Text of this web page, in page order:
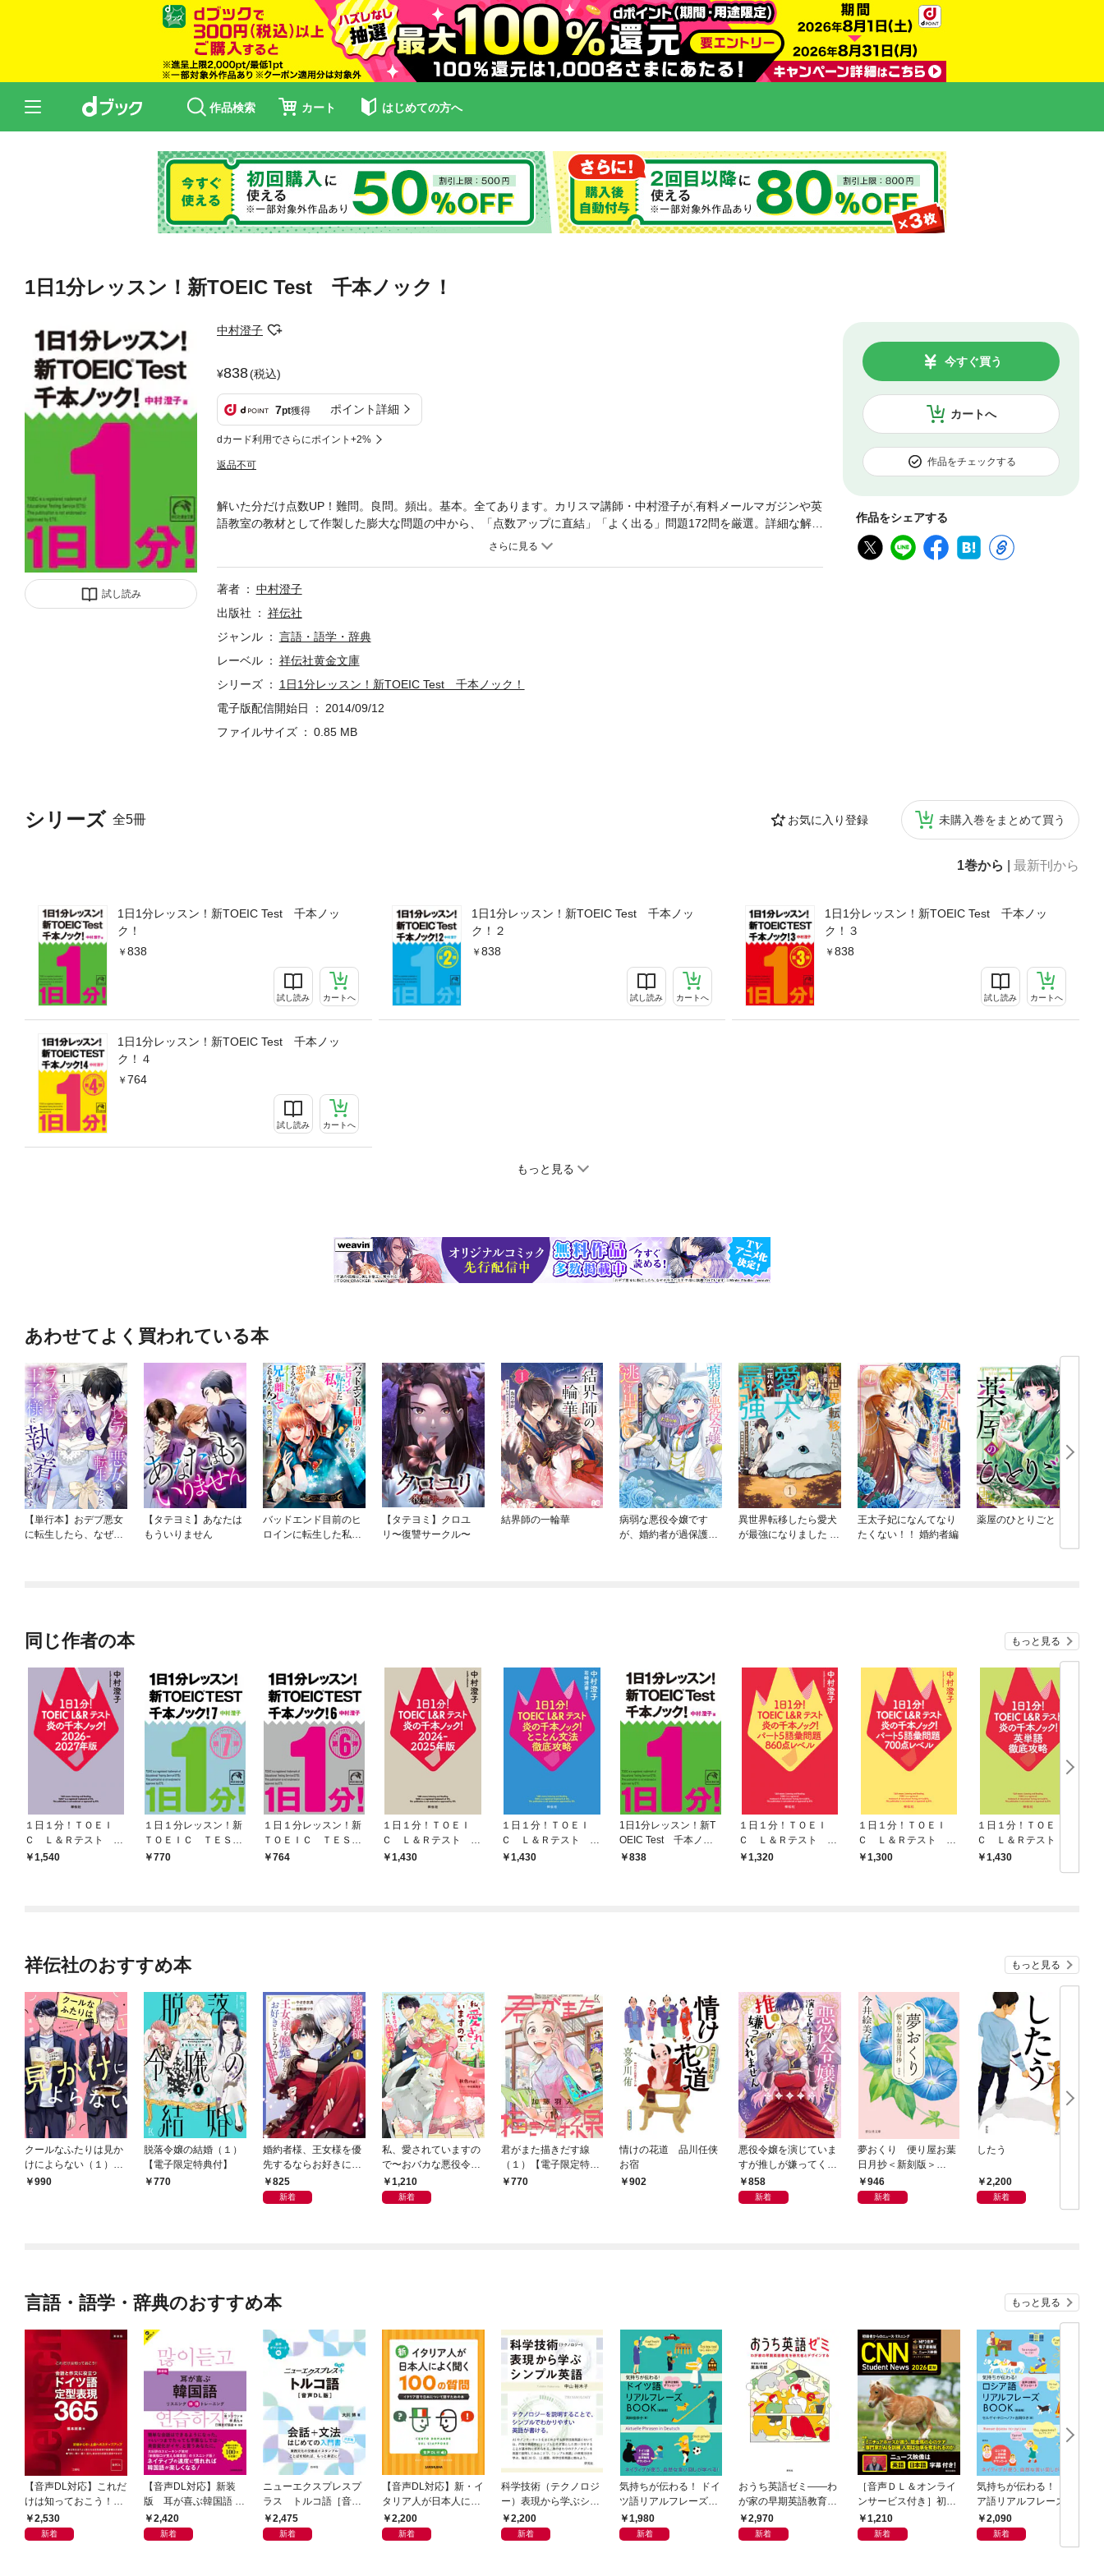
作品検索 カート はじめての方へ
1日1分レッスン！新TOEIC Test 千本ノック！
試し読み
中村澄子
838(税込)
7pt獲得 ポイント詳細
dカード利用でさらにポイント+2%
返品不可
カートへ
今すぐ買う
作品をチェックする
作品をシェアする
シリーズ 全5冊 お気に入り登録 未購入巻をまとめて買う
1巻から 最新刊から
1日1分レッスン！新TOEIC Test 千本ノッ
ク！
838
試し読み カートへ
1日1分レッスン！新TOEIC Test 千本ノッ
ク！２
838
試し読み カートへ
1日1分レッスン！新TOEIC Test 千本ノッ
ク！３
838
試し読み カートへ
1日1分レッスン！新TOEIC Test 千本ノッ
ク！４
764
試し読み カートへ
もっと見る
解いた分だけ点数UP！難問。良問。頻出。基本。全てあります。カリスマ講師・中村澄子が,有料メールマガジンや英
語教室の教材として作製した膨大な問題の中から、「点数アップに直結」「よく出る」問題172問を厳選。詳細な解説
と難易度表示で、効率的な学習が可能なこの千本ノックに、あなたは最後までついてこられるか？TOEIC受験生必読
著者
中村澄子
出版社
祥伝社
ジャンル
言語・語学・辞典
レーベル
祥伝社黄金文庫
シリーズ
1日1分レッスン！新TOEIC Test 千本ノック！
電子版配信開始日
2014/09/12
ファイルサイズ
0.85 MB
あわせてよく買われている本
【単行本】おデブ悪女
に転生したら、なぜか
【タテヨミ】あなたは
もういりません
バッドエンド目前のヒ
ロインに転生した私、
【タテヨミ】クロユ
リ〜復讐サークル〜
結界師の一輪華
病弱な悪役令嬢です
が、婚約者が過保護す
異世界転移したら愛犬
が最強になりました ～
王太子妃になんてなり
たくない！！ 婚約者編
薬屋のひとりごと
同じ作者の本 もっと見る
１日１分！ＴＯＥＩ
Ｃ Ｌ＆Ｒテスト 炎
の千本ノック！２０２
1,540
１日１分レッスン！新
ＴＯＥＩＣ ＴＥＳ
Ｔ 千本ノック！７
770
１日１分レッスン！新
ＴＯＥＩＣ ＴＥＳＴ
千本ノック！６
764
１日１分！ＴＯＥＩ
Ｃ Ｌ＆Ｒテスト 炎
の千本ノック！２０２
1,430
１日１分！ＴＯＥＩ
Ｃ Ｌ＆Ｒテスト 炎
の千本ノック！とこと
1,430
1日1分レッスン！新T
OEIC Test 千本ノッ
ク！838
１日１分！ＴＯＥＩ
Ｃ Ｌ＆Ｒテスト 炎
の千本ノック！ パー
1,320
１日１分！ＴＯＥＩ
Ｃ Ｌ＆Ｒテスト 炎
の千本ノック！パート
1,300
１日１分！ＴＯＥＩ
Ｃ Ｌ＆Ｒテスト 炎
の千本ノック！英単語
1,430
祥伝社のおすすめ本 もっと見る
クールなふたりは見か
けによらない（１）
【電子限定特典付】
990
脱落令嬢の結婚（１）
【電子限定特典付】
770
婚約者様、王女様を優
先するならお好きにど
うぞ（※ただし、私も
王子様を優先します
825
新着
私、愛されていますの
で〜おバカな悪役令
嬢？いいえ、最強令嬢
です〜
1,210
新着
君がまた描きだす線
（１）【電子限定特典
付】770
情けの花道 品川任侠
お宿
902
悪役令嬢を演じていま
すが推しが嫌ってくれ
ません【単行本版】
（１）【電子限定特典
858
新着
夢おくり 便り屋お葉
日月抄＜新刻版＞
［1］
946
新着
したう
2,200
新着
言語・語学・辞典のおすすめ本 もっと見る
【音声DL対応】これだ
けは知っておこう！
新装版 会話と作文に役
立つドイツ語定型表現
2,530
新着
【音声DL対応】新装
版 耳が喜ぶ韓国語 リ
スニング体得トレーニ
ング
2,420
新着
ニューエクスプレスプ
ラス トルコ語［音声
DL版］
2,475
新着
【音声DL対応】新・イ
タリア人が日本人によ
く聞く100の質問
2,200
新着
科学技術（テクノロジ
ー）表現から学ぶシン
プル英語
2,200
新着
気持ちが伝わる！ ドイ
ツ語リアルフレーズB
OOK〈新装版〉
1,980
新着
おうち英語ゼミ――わ
が家の早期英語教育を
研究者とデザインする
2,970
新着
［音声ＤＬ＆オンライ
ンサービス付き］初級
者からのニュース・リ
スニング CNN Student
1,210
新着
気持ちが伝わる！ ロシ
ア語リアルフレーズB
OOK〈新装版〉
2,090
新着